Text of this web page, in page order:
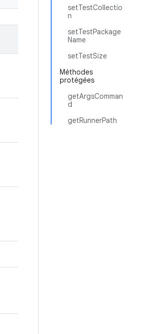
setTestCollectio
n
setTestPackage
Name
setTestSize
Méthodes
protégées
getArgsComman
d
getRunnerPath